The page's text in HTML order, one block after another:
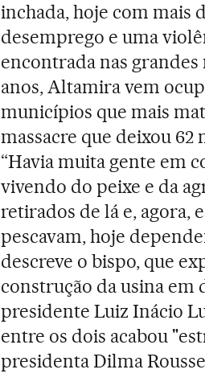
inchada, hoje com mais
desemprego e uma
encontrada nas
anos, Altamira vem
municípios que mais
massacre que deixou
“Havia muita gente em
vivendo do peixe e da
retirados de lá e, agora,
pescavam, hoje
descreve o bispo, que
construção da usina em
presidente Luiz Inácio
entre os dois acabou
presidenta Dilma